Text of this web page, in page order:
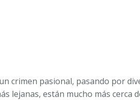
crimen pasional, pasando por
lejanas, están mucho más cerca